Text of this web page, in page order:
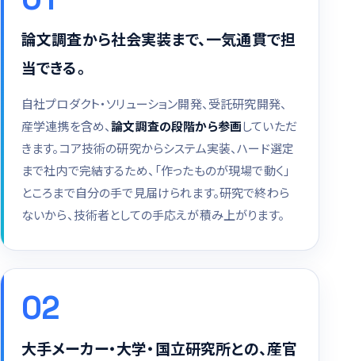
論文調査から社会実装まで、一気通貫で担
当できる。
自社プロダクト・ソリューション開発、受託研究開発、
産学連携を含め、論文調査の段階から参画していただ
きます。コア技術の研究からシステム実装、ハード選定
まで社内で完結するため、「作ったものが現場で動く」
ところまで自分の手で見届けられます。研究で終わら
ないから、技術者としての手応えが積み上がります。
02
大手メーカー・大学・国立研究所との、産官